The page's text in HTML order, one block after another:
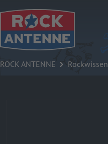
ROCK ANTENNE Rockwissen